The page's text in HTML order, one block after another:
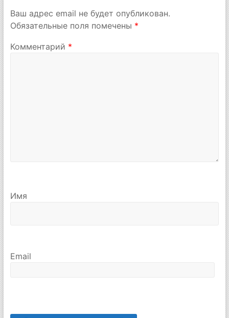
Ваш адрес email не будет опубликован.
Обязательные поля помечены *
Комментарий *
Имя
Email